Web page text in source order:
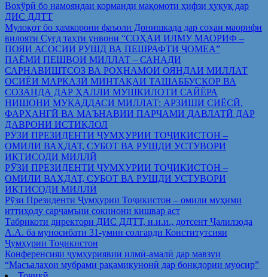
Вохўрӣ бо намояндаи корманди мақомоти ҳифзи ҳуқуқ дар
ДИС ДДТТ
Мулоқот бо ҳамкорони фаъоли Донишкада дар соҳаи маорифи
вилояти Суғд таҳти унвони “СОҲАИ ИЛМУ МАОРИФ –
ПОЯИ АСОСИИ РУШД ВА ПЕШРАФТИ ҶОМЕА”
ПАЁМИ ПЕШВОИ МИЛЛАТ – САНАДИ
САРНАВИШТСОЗ ВА РОҲНАМОИ ОЯНДАИ МИЛЛАТ
ОСИЁИ МАРКАЗӢ МИНТАҚАИ ТАШАББУСКОР ВА
СОЗАНДА ДАР ҲАЛЛИ МУШКИЛОТИ САЙЁРА
НИШОНИ МУҚАДДАСИ МИЛЛАТ: АРЗИШИ СИЁСӢ,
ФАРҲАНГӢ ВА МАЪНАВИИ ПАРЧАМИ ДАВЛАТӢ ДАР
ДАВРОНИ ИСТИҚЛОЛ
РӮЗИ ПРЕЗИДЕНТИ ҶУМҲУРИИ ТОҶИКИСТОН –
ОМИЛИ ВАҲДАТ, СУБОТ ВА РУШДИ УСТУВОРИ
ИҚТИСОДИ МИЛЛӢ
РӮЗИ ПРЕЗИДЕНТИ ҶУМҲУРИИ ТОҶИКИСТОН –
ОМИЛИ ВАҲДАТ, СУБОТ ВА РУШДИ УСТУВОРИ
ИҚТИСОДИ МИЛЛӢ
Рўзи Президенти Ҷумҳурии Тоҷикистон – омили муҳими
иттиҳоду сарҷамъии сокинони кишвар аст
Табрикоти директори ДИС ДДТТ, н.и.и., дотсент Ҷалилзода
А.А. ба муносибати 31-умин солгарди Конститутсияи
Ҷумҳурии Тоҷикистон
Конференсияи ҷумҳуриявии илмӣ-амалӣ дар мавзуи
“Масъалаҳои мубрами рақамикунонӣ дар бонкдории муосир”